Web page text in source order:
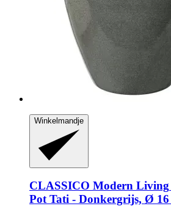
Winkelmandje
CLASSICO Modern Living
Pot Tati -​ Donkergrijs, Ø 16